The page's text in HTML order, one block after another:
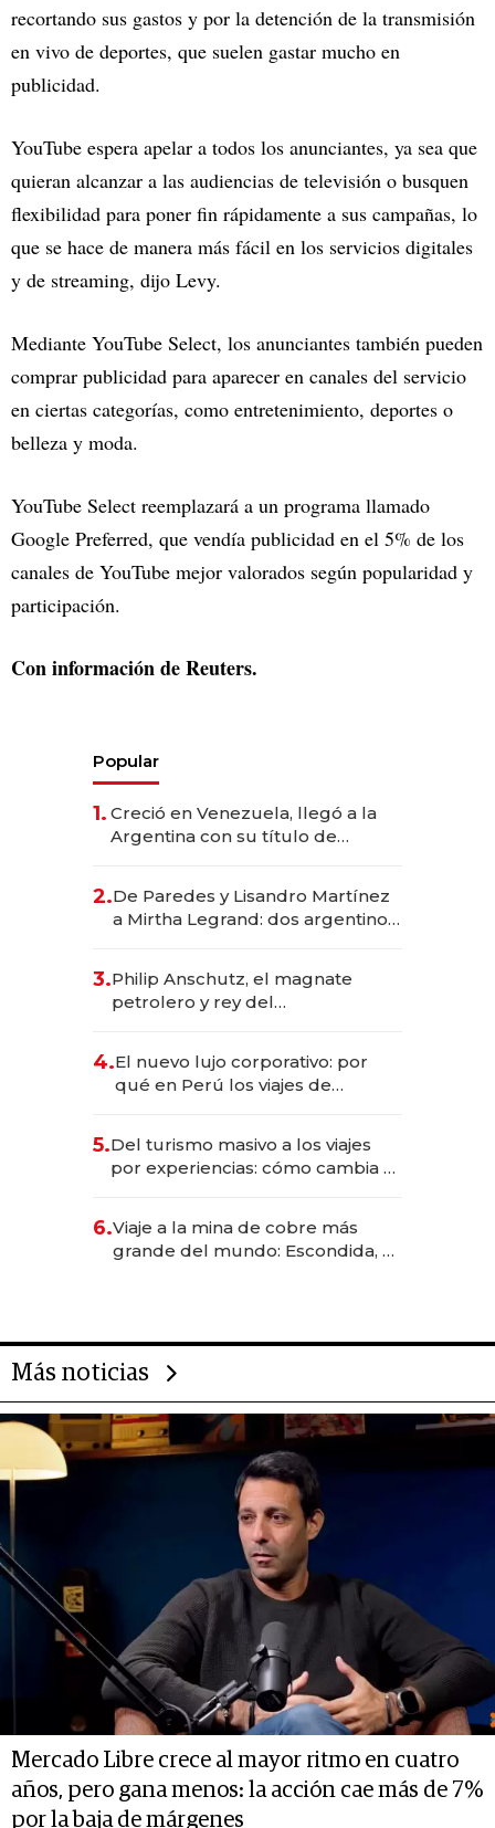
recortando sus gastos y por la detención de la transmisión
en vivo de deportes, que suelen gastar mucho en
publicidad.
YouTube espera apelar a todos los anunciantes, ya sea que
quieran alcanzar a las audiencias de televisión o busquen
flexibilidad para poner fin rápidamente a sus campañas, lo
que se hace de manera más fácil en los servicios digitales
y de streaming, dijo Levy.
Mediante YouTube Select, los anunciantes también pueden
comprar publicidad para aparecer en canales del servicio
en ciertas categorías, como entretenimiento, deportes o
belleza y moda.
YouTube Select reemplazará a un programa llamado
Google Preferred, que vendía publicidad en el 5% de los
canales de YouTube mejor valorados según popularidad y
participación.
Con información de Reuters.
Popular
1. Creció en Venezuela, llegó a la
Argentina con su título de
las marcas "fast premium"
2.De Paredes y Lisandro Martínez
a Mirtha Legrand: dos argentinos
3.Philip Anschutz, el magnate
petrolero y rey del
Fénix
4.El nuevo lujo corporativo: por
qué en Perú los viajes de
transformadoras
5.Del turismo masivo a los viajes
por experiencias: cómo cambia el
6.Viaje a la mina de cobre más
grande del mundo: Escondida, el
Más noticias
Mercado Libre crece al mayor ritmo en cuatro
años, pero gana menos: la acción cae más de 7%
por la baja de márgenes